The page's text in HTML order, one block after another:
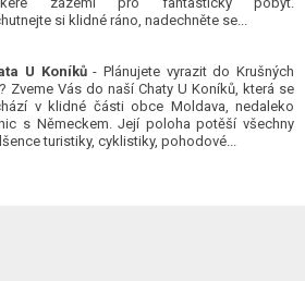
si klidné ráno, nadechněte se...
U Koníků- Plánujete vyrazit do Krušných
Zveme Vás do naší Chaty U Koníků, která se
v klidné části obce Moldava, nedaleko
s Německem. Její poloha potěší všechny
turistiky, cyklistiky, pohodové...